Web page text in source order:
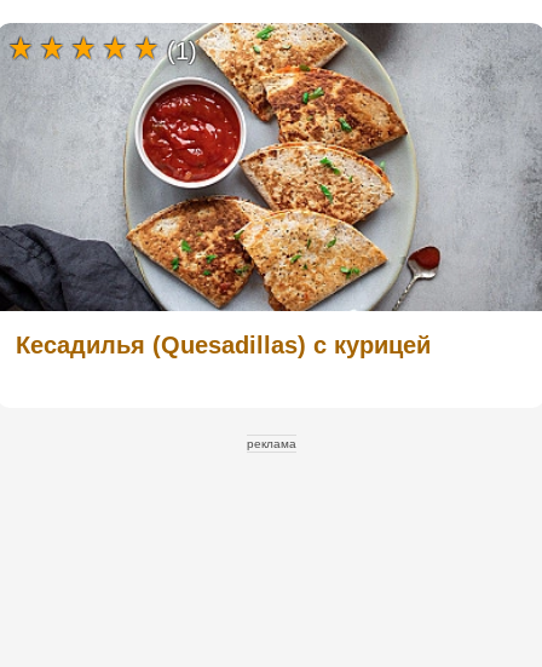
Кесадилья (Quesadillas) с курицей
(1)
реклама